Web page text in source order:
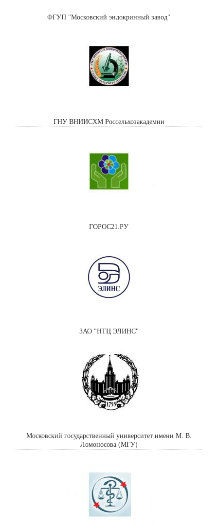
ФГУП "Московский эндокринный завод"
ГНУ ВНИИСХМ Россельхозакадемии
ГОРОС21.РУ
ЗАО "НТЦ ЭЛИНС"
Московский государственный университет имени М. В.
Ломоносова (МГУ)